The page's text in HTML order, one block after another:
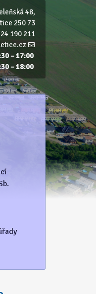
48,
250 73
190 211
– 17:00
– 18:00